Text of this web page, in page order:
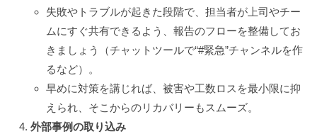
失敗やトラブルが起きた段階で、担当者が上司やチー
ムにすぐ共有できるよう、報告のフローを整備してお
きましょう（チャットツールで“#緊急”チャンネルを作
るなど）。
早めに対策を講じれば、被害や工数ロスを最小限に抑
えられ、そこからのリカバリーもスムーズ。
外部事例の取り込み